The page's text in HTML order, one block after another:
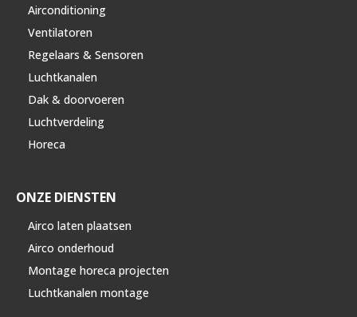
Airconditioning
Ventilatoren
Regelaars & Sensoren
Luchtkanalen
Dak & doorvoeren
Luchtverdeling
Horeca
ONZE DIENSTEN
Airco laten plaatsen
Airco onderhoud
Montage horeca projecten
Luchtkanalen montage